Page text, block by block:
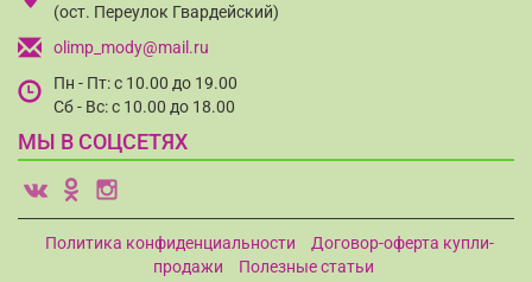
(ост. Переулок Гвардейский)
olimp_mody@mail.ru
Пн - Пт: с 10.00 до 19.00
Сб - Вс: с 10.00 до 18.00
МЫ В СОЦСЕТЯХ
v o i
Политика конфиденциальности
Договор-оферта купли-
продажи
Полезные статьи